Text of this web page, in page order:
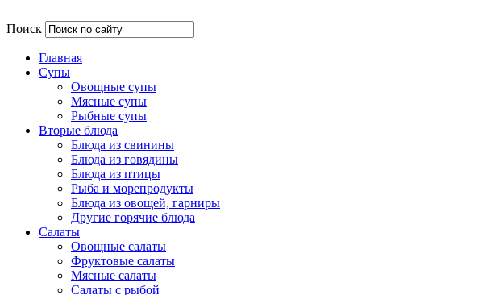
Поиск
Главная
Супы
Овощные супы
Мясные супы
Рыбные супы
Вторые блюда
Блюда из свинины
Блюда из говядины
Блюда из птицы
Рыба и морепродукты
Блюда из овощей, гарниры
Другие горячие блюда
Салаты
Овощные салаты
Фруктовые салаты
Мясные салаты
Салаты с рыбой